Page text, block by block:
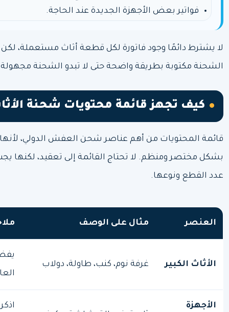
فواتير بعض الأجهزة الجديدة عند الحاجة.
لا يشترط دائمًا وجود فاتورة لكل قطعة أثاث مستعملة،
الشحنة مكتوبة بطريقة واضحة حتى لا تبدو الشحنة
كيف تجهز قائمة محتويات شحنة
قائمة المحتويات من أهم عناصر شحن العفش الدولي،
بشكل مختصر ومنظم. لا تحتاج القائمة إلى تعقيد، لكنها
عدد القطع ونوعها.
العنصر مثال على الوصف
الأثاث الكبير غرفة نوم، كنب، طاولة، دولاب
الأجهزة